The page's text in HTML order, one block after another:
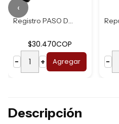
Registro PASO Dob...
$30.470COP
−
+ Agregar
−
‹
Descripción